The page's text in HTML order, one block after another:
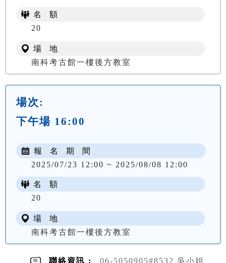
名 額
20
場 地
南科考古館一樓後方教室
場次:
下午場 16:00
報 名 期 間
2025/07/23 12:00 ~ 2025/08/08 12:00
名 額
20
場 地
南科考古館一樓後方教室
聯絡資訊 : 06-5050905#8532 吳小姐